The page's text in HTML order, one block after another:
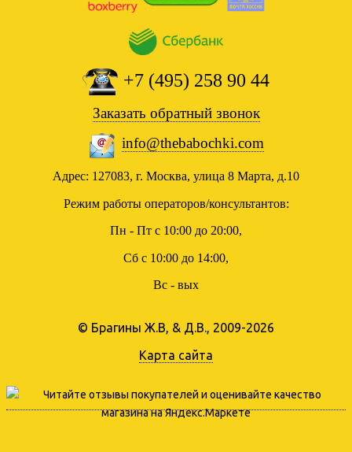
+7 (495) 258 90 44
Заказать обратный звонок
info@thebabochki.com
Адрес: 127083, г. Москва, улица 8 Марта, д.10
Режим работы операторов/консультантов:
Пн - Пт с 10:00 до 20:00,
Сб с 10:00 до 14:00,
Вс - вых
© Брагины Ж.В, & Д.В., 2009-2026
Карта сайта